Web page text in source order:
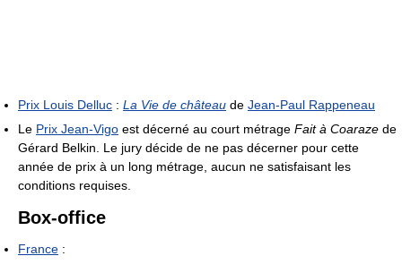
Prix Louis Delluc : La Vie de château de Jean-Paul Rappeneau
Le Prix Jean-Vigo est décerné au court métrage Fait à Coaraze de
Gérard Belkin. Le jury décide de ne pas décerner pour cette
année de prix à un long métrage, aucun ne satisfaisant les
conditions requises.
Box-office
France :